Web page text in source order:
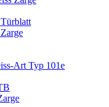
Art Typ 101e